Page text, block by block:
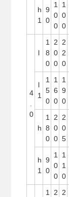
h
1
9
0
1
0
0
1
0
0
4
0
l
1
8
0
2
0
0
2
2
0
l
1
1
5
0
1
6
0
1
9
0
h
1
8
0
2
0
0
2
0
5
h
1
9
0
1
0
0
1
1
0
1
2
2